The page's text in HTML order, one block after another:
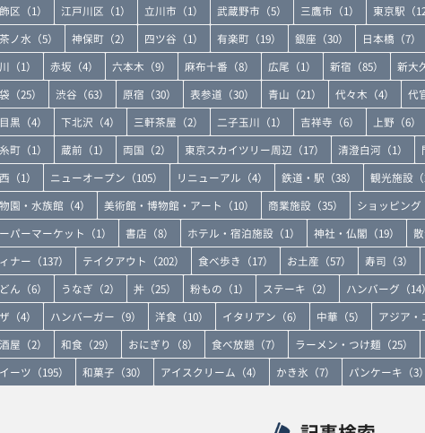
区（1）
江戸川区（1） 立川市（1） 武蔵野市（5） 三鷹市（1） 東京駅（
ノ水（5）
神保町（2） 四ツ谷（1） 有楽町（19） 銀座（30） 日本橋（7）
（1）
赤坂（4） 六本木（9） 麻布十番（8） 広尾（1） 新宿（85） 新大
（25）
渋谷（63） 原宿（30） 表参道（30） 青山（21） 代々木（4） 代
黒（4）
下北沢（4） 三軒茶屋（2） 二子玉川（1） 吉祥寺（6） 上野（6）
町（1）
蔵前（1） 両国（2） 東京スカイツリー周辺（17） 清澄白河（1）
（1）
ニューオープン（105） リニューアル（4） 鉄道・駅（38） 観光施設（
園・水族館（4）
美術館・博物館・アート（10） 商業施設（35） ショッピング
パーマーケット（1）
書店（8） ホテル・宿泊施設（1） 神社・仏閣（19）
ナー（137）
テイクアウト（202） 食べ歩き（17） お土産（57） 寿司（3）
ん（6）
うなぎ（2） 丼（25） 粉もの（1） ステーキ（2） ハンバーグ（14）
（4）
ハンバーガー（9） 洋食（10） イタリアン（6） 中華（5） アジア・
屋（2）
和食（29） おにぎり（8） 食べ放題（7） ラーメン・つけ麺（25）
ーツ（195）
和菓子（30） アイスクリーム（4） かき氷（7） パンケーキ（3）